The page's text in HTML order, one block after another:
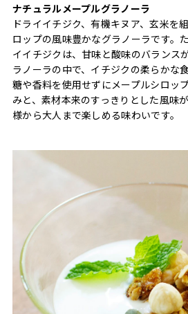
ナチュラルメープルグラノーラ
ドライイチジク、有機キヌア、玄米を
ロップの風味豊かなグラノーラです。
イイチジクは、甘味と酸味のバランス
ラノーラの中で、イチジクの柔らかな
糖や香料を使用せずにメープルシロッ
みと、素材本来のすっきりとした風味
様から大人まで楽しめる味わいです。